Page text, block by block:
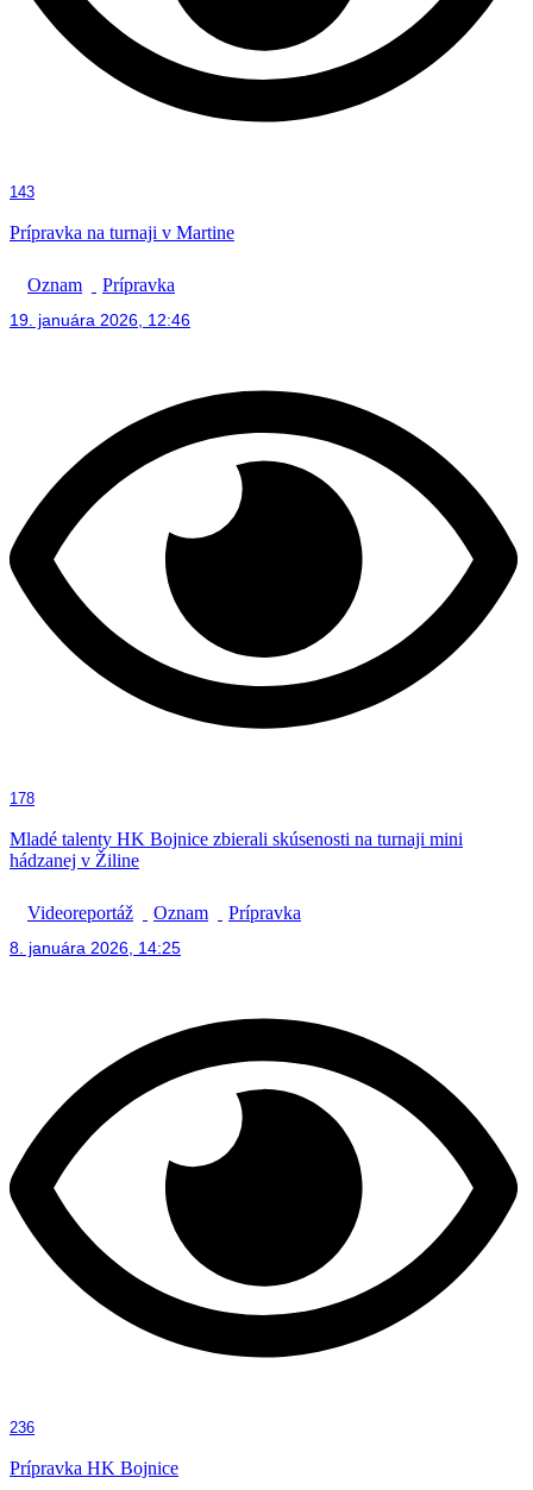
143
Prípravka na turnaji v Martine
Oznam Prípravka
19. januára 2026, 12:46
178
Mladé talenty HK Bojnice zbierali skúsenosti na turnaji mini
hádzanej v Žiline
Videoreportáž Oznam Prípravka
8. januára 2026, 14:25
236
Prípravka HK Bojnice